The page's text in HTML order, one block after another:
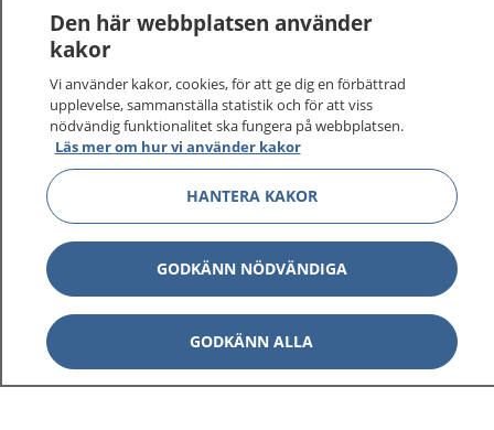
1177–tryggt om din hälsa och vård
På 1177.se får du råd om hälsa och information om
sjukdomar och vilka mottagningar du kan kontakta.
Logga in för att läsa din journal och göra dina
vårdärenden. Ring telefonnummer 1177 för
sjukvårdsrådgivning dygnet runt.
1177 ger dig råd när du vill må bättre.
Den här webbplatsen använder
kakor
Vi använder kakor, cookies, för att ge dig en förbättrad
upplevelse, sammanställa statistik och för att viss
nödvändig funktionalitet ska fungera på webbplatsen.
Läs mer om hur vi använder kakor
HANTERA KAKOR
GODKÄNN NÖDVÄNDIGA
GODKÄNN ALLA